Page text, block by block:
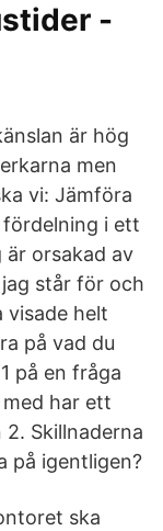
-
är hög
men
vi: Jämföra
fördelning i ett
orsakad av
står för och
visade helt
på vad du
på en fråga
har ett
Skillnaderna
på igentligen?
ska